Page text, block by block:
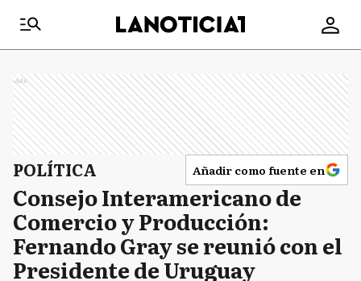
Ads
POLÍTICA Añadir como fuente en
Consejo Interamericano de
Comercio y Producción:
Fernando Gray se reunió con el
Presidente de Uruguay